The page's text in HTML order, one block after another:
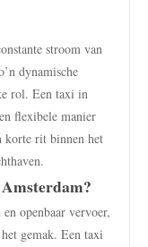
stroom van
dynamische
rol. Een taxi in
flexibele manier
korte rit binnen het
openbaar vervoer,
gemak. Een taxi